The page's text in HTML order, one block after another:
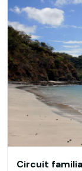
Circuit